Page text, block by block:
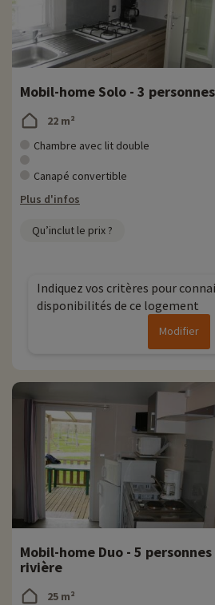
Mobil-home Solo - 3 personnes
22 m²
Chambre avec lit double
Canapé convertible
Plus d'infos
Qu’inclut le prix ?
Indiquez vos critères pour
disponibilités de ce logement
Modifier
Mobil-home Duo - 5
rivière
25 m²